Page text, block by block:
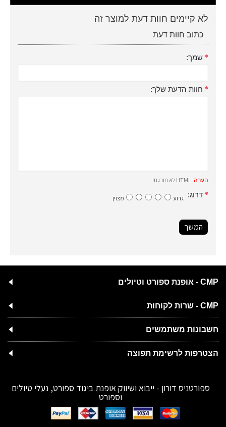
לא קיימים חוות דעת למוצר זה
כתוב חוות דעת
שמך:
חוות הדעת שלך:
הערה:
דרוג: גרוע מצוין
המשך
CMP - אופנת ספורט וטיולים
CMP - שרות לקוחות
חשבונות משתמשים
הצטרפות לרשימת תפוצה
ספורטניס דורון - ייבוא ושיווק אופנת ביגוד ספורט, נעלי טיולים
וספורט